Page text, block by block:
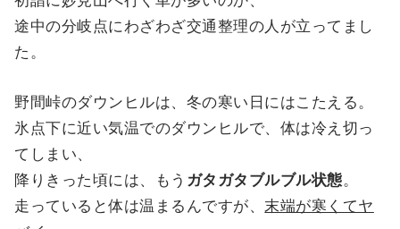
途中の分岐点にわざわざ交通整理の人が立ってまし
た。
野間峠のダウンヒルは、冬の寒い日にはこたえる。
氷点下に近い気温でのダウンヒルで、体は冷え切っ
てしまい、
降りきった頃には、もう ガタガタブルブル状態。
走っていると体は温まるんですが、末端が寒くてヤ